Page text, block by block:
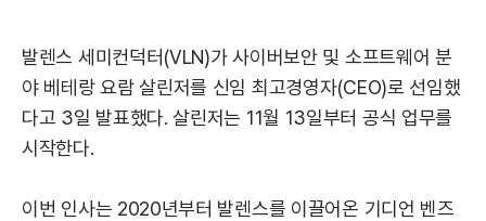
발렌스 세미컨덕터(VLN)가 사이버보안 및 소프트웨어 분
야 베테랑 요람 살린저를 신임 최고경영자(CEO)로 선임했
다고 3일 발표했다. 살린저는 11월 13일부터 공식 업무를
시작한다.
이번 인사는 2020년부터 발렌스를 이끌어온 기디언 벤즈